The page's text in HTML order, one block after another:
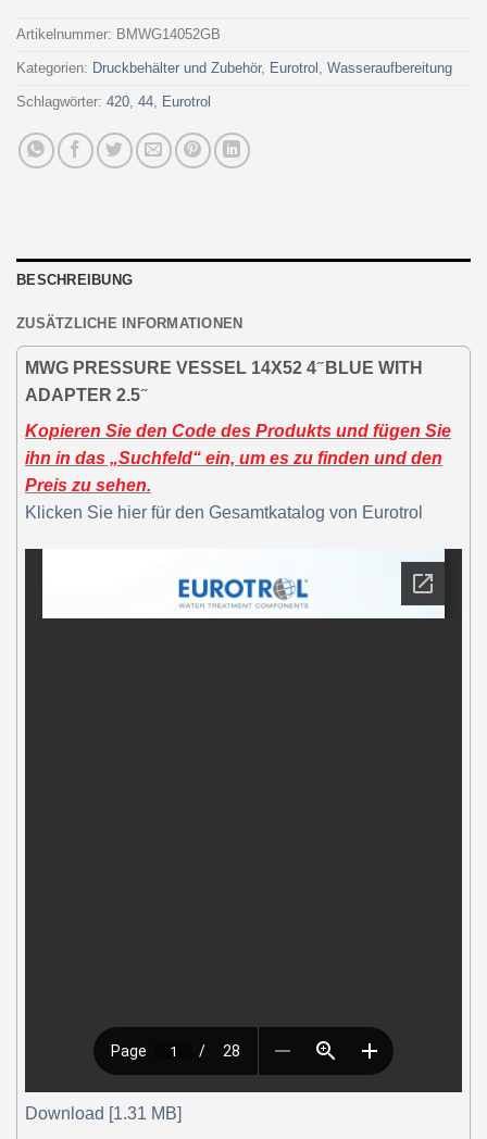
Artikelnummer: BMWG14052GB
Kategorien: Druckbehälter und Zubehör, Eurotrol , Wasseraufbereitung
Schlagwörter: 420, 44, Eurotrol
BESCHREIBUNG
ZUSÄTZLICHE INFORMATIONEN
MWG PRESSURE VESSEL 14X52 4 ̋ BLUE WITH
ADAPTER 2.5 ̋
Kopieren Sie den Code des Produkts und fügen Sie
ihn in das „Suchfeld“ ein, um es zu finden und den
Preis zu sehen.
Klicken Sie hier für den Gesamtkatalog von Eurotrol
Download [1.31 MB]